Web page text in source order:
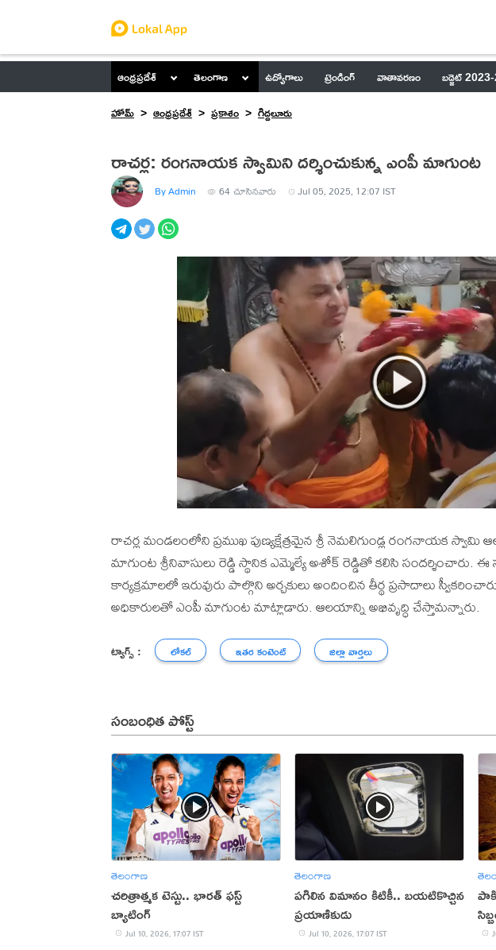
ఆంధ్రప్రదేశ్ తెలంగాణ ఉద్యోగాలు ట్రెండింగ్ వాతావరణం బడ్జెట్
హోమ్
ఆంధ్రప్రదేశ్ ప్రకాశం గిద్దలూరు
రాచర్ల: రంగనాయక స్వామిని దర్శించుకున్న ఎంపీ మాగుంట
By Admin 64చూసినవారు Jul 05, 2025, 12:07 IST
రాచర్ల మండలంలోని ప్రముఖ పుణ్యక్షేత్రమైన శ్రీ నెమలిగుండ్ల రంగనాయక
మాగుంట శ్రీనివాసులు రెడ్డి స్థానిక ఎమ్మెల్యే అశోక్ రెడ్డితో కలిసి సందర్శించారు.
కార్యక్రమాలలో ఇరువురు పాల్గొని అర్చకులు అందించిన తీర్థ ప్రసాదాలు
అధికారులతో ఎంపీ మాగుంట మాట్లాడారు. ఆలయాన్ని అభివృద్ధి చేస్తామన్నారు.
ట్యాగ్స్ : లోకల్ ఇతర కంటెంట్ జిల్లా వార్తలు
సంబంధిత పోస్ట్
తెలంగాణ
చరిత్రాత్మక టెస్టు.. భారత్‌ ఫస్ట్‌
బ్యాటింగ్‌
Jul 10, 2026, 17:07 IST
తెలంగాణ
పగిలిన విమానం కిటికీ.. బయటికొచ్చిన
ప్రయాణికుడు
Jul 10, 2026, 17:07 IST